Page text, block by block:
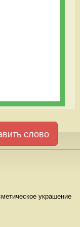
слово
украшение